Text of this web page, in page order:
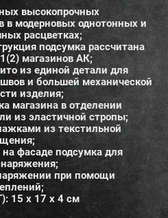
высокопрочных
в модерновых однотонных и
расцветках;
подсумка рассчитана
магазинов АК;
из единой детали для
и большей механической
изделия;
магазина в отделении
из эластичной стропы;
из текстильной
фасаде подсумка для
при помощи
15 х 17 х 4 см